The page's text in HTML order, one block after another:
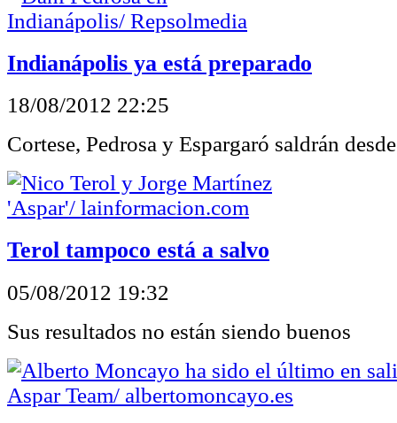
Indianápolis ya está preparado
18/08/2012 22:25
Cortese, Pedrosa y Espargaró saldrán
Terol tampoco está a salvo
05/08/2012 19:32
Sus resultados no están siendo buenos